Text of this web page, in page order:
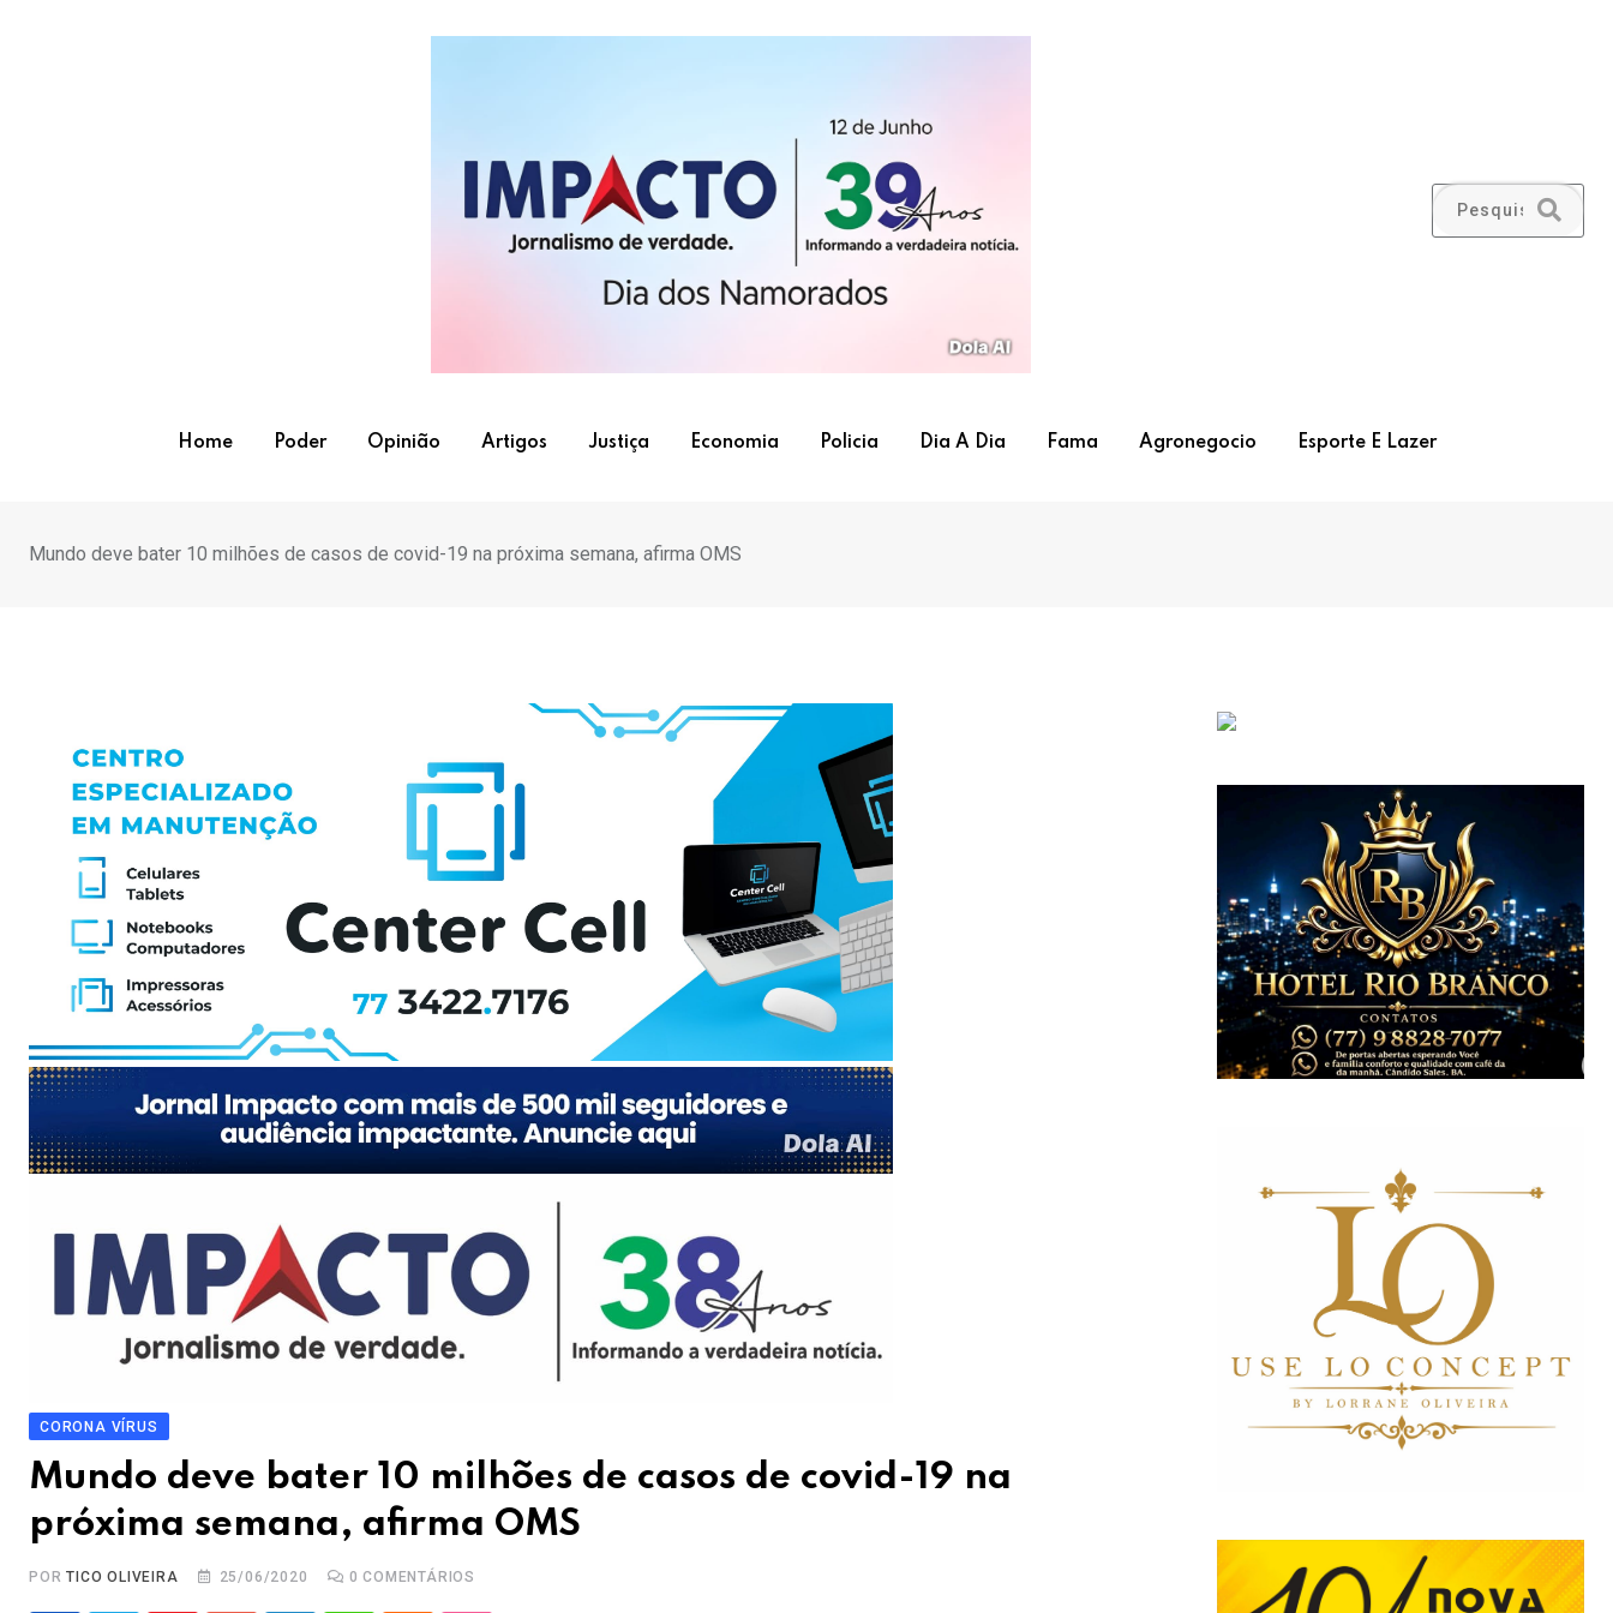
Home Poder Opinião Artigos Justiça Economia Policia Dia A Dia Fama Agronegocio Esporte E Lazer
Mundo deve bater 10 milhões de casos de covid-19 na próxima semana, afirma OMS
CORONA VÍRUS
Mundo deve bater 10 milhões de casos de covid-19 na
próxima semana, afirma OMS
PORTICO OLIVEIRA 25/06/2020 0 COMENTÁRIOS